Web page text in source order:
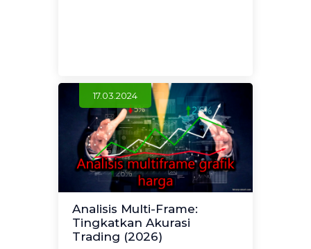
17.03.2024
Analisis Multi-Frame:
Tingkatkan Akurasi
Trading (2026)